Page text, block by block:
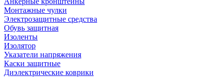
Монтажные чулки
Электрозащитные средства
Обувь защитная
Изоленты
Изолятор
Указатели напряжения
Каски защитные
Диэлектрические коврики